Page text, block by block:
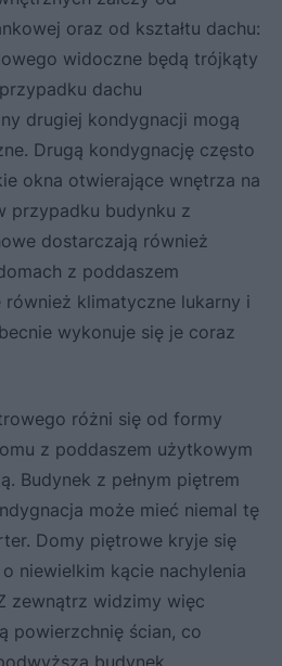
oraz od kształtu dachu:
widoczne będą trójkąty
dachu
drugiej kondygnacji mogą
Drugą kondygnację często
okna otwierające wnętrza na
przypadku budynku z
dostarczają również
z poddaszem
klimatyczne lukarny i
wykonuje się je coraz
różni się od formy
z poddaszem użytkowym
Budynek z pełnym piętrem
może mieć niemal tę
Domy piętrowe kryje się
niewielkim kącie nachylenia
zewnątrz widzimy więc
powierzchnię ścian, co
budynek.